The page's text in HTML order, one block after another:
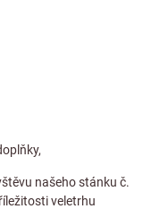
našeho stánku č.
veletrhu